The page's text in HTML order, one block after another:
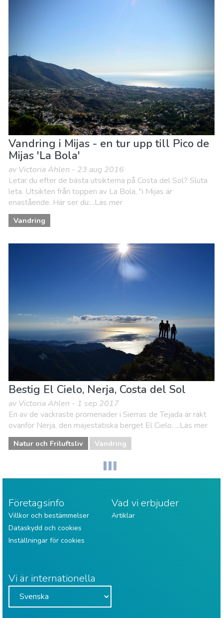
Vandring i Mijas - en tur upp till Pico de
Mijas 'La Bola'
av Victoria Ahlen - 23 aug 2016
Letar du efter de bästa utsikterna på Costa del Sol? Sluta
leta. Utsikten från toppen av La Bola, "i Mijas är
enastående. Här ser du:...Läs mer
Vandring
Bestig El Cielo, Nerja, Costa del Sol
av Victoria Ahlen - 1 sep 2017
En av de vackraste promenader i Sierras de Tejada är rakt
ovanför Nerja, den majestätiska berget El Cielo. ...Läs mer
Natur och Friluftsliv Vandring
Företagsinfo
Villkor och bestämmelser
Dataskydd och cookies
Inställningar för cookies
Vad vi erbjuder
Artiklar
Vi är internationella